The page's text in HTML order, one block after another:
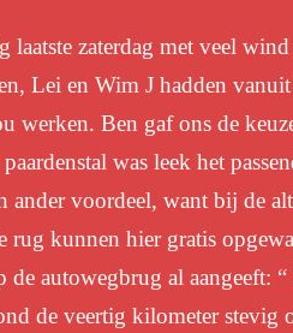
laatste zaterdag met veel
Lei en Wim J hadden
werken. Ben gaf ons de
was leek het
ander voordeel, want bij de
rug kunnen hier gratis
de autowegbrug al aangeeft:
de veertig kilometer stevig